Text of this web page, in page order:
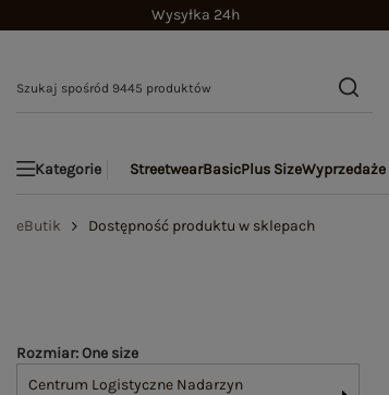
Wysyłka 24h
Kategorie StreetwearBasicPlus SizeWyprzedaże
eButik Dostępność produktu w sklepach
Rozmiar: One size
Centrum Logistyczne Nadarzyn